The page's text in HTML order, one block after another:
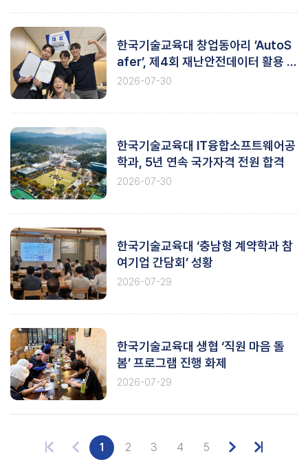
한국기술교육대 창업동아리 ’AutoS
afer’, 제4회 재난안전데이터 활용 창
업경진대회 ‘대상’
2026-07-30
한국기술교육대 IT융합소프트웨어공
학과, 5년 연속 국가자격 전원 합격
2026-07-30
한국기술교육대 ‘충남형 계약학과 참
여기업 간담회’ 성황
2026-07-29
한국기술교육대 생협 ‘직원 마음 돌
봄’ 프로그램 진행 화제
2026-07-29
1 2 3 4 5